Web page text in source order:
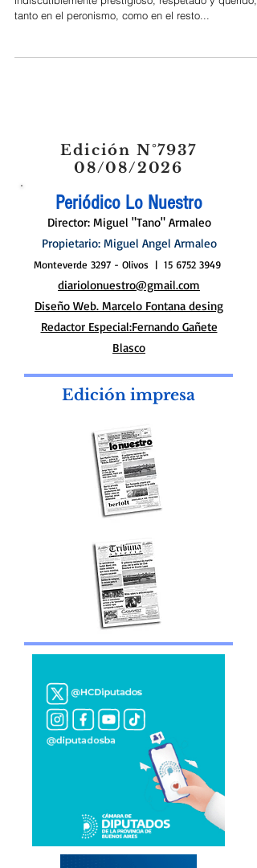
Hoy presenta lista Viviant, es un apellido
Edición N°7937
08/08/2026
Periódico Lo Nuestro
Director: Miguel "Tano" Armaleo
Propietario: Miguel Angel Armaleo
Monteverde 3297 - Olivos |15 6752 3949
diariolonuestro@gmail.com
Diseño Web. Marcelo Fontana desing
Redactor Especial:Fernando Gañete
Blasco
Edición impresa